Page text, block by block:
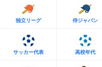
独立リーグ 侍ジャパン
サッカー代表 高校年代